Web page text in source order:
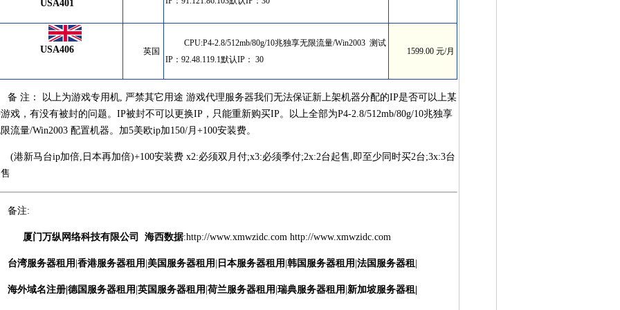
USA401
USA406 英国
CPU:P4-2.8/512mb/80g/10兆独享无限流量/Win2003 测试
IP： 92.48.119.1默认IP： 30
1599.00 元/月
备 注： 以上为游戏专用机, 严禁其它用途 游戏代理服务器我们无法保证新上架机器分配的IP是否可以上某
戏，有没有被封的问题。IP被封不可以更换IP，只能重新购买IP。以上全部为P4-2.8/512mb/80g/10兆独享
流量/Win2003 配置机器。加5美欧ip加150/月+100安装费。
(港新马台ip加倍,日本再加倍)+100安装费 x2:必须双月付;x3:必须季付;2x:2台起售,即至少同时买2台;3x:3台
备注:
厦门万纵网络科技有限公司 海西数据:http://www.xmwzidc.com http://www.xmwzidc.com
台湾服务器租用 香港服务器租用 美国服务器租用 日本服务器租用 韩国服务器租用 法国服务器租|
海外域名注册| 德国服务器租用 英国服务器租用 荷兰服务器租用 瑞典服务器租用 新加坡服务器租|